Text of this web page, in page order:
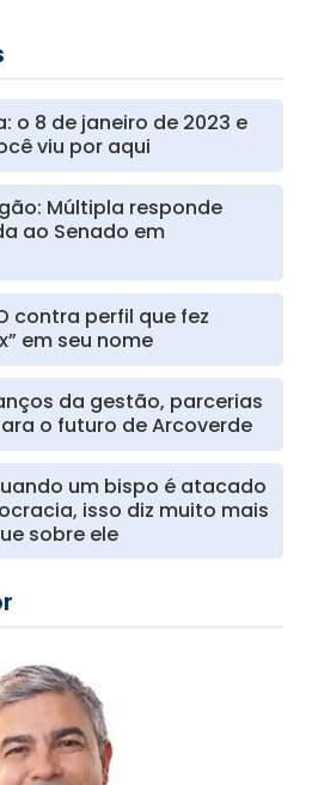
o 8 de janeiro de 2023 e
viu por aqui
Múltipla responde
ao Senado em
contra perfil que fez
em seu nome
da gestão, parcerias
o futuro de Arcoverde
um bispo é atacado
isso diz muito mais
sobre ele